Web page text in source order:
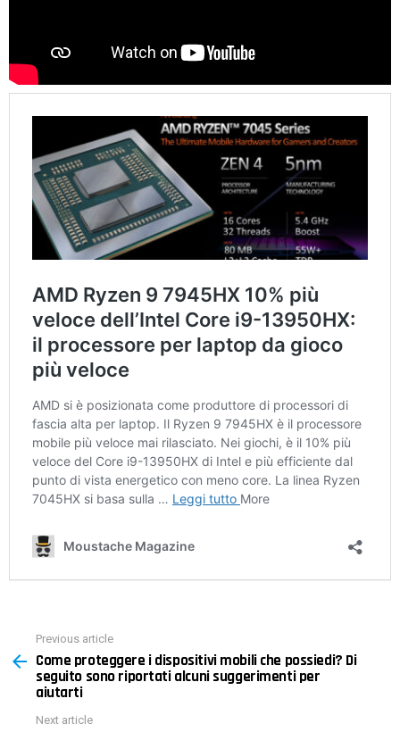
more
Previous article
Come proteggere i dispositivi mobili che possiedi? Di
seguito sono riportati alcuni suggerimenti per
aiutarti
Next article